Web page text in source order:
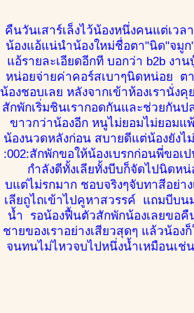
คืนวันเสาร์เล็งไว้น้องหนึ่งคนแต่เว
น้องแอ้แน่นำน้องใหม่ชื่อตา"นิด"จมู
แอ้รายละเอียดอีกที บอกว่า b2b ง
หน่อยจ่ายค่าคอร์สเบาๆนิดหน่อย ต
น้องชอบเลย หลังจากเข้าห้องเรานั่
สักพักเริ่มชินเรากอดกันและช่วยกันป
ขาวกว่าน้องอีก หนูไม่ยอมไม่ยอมแ
น้องนวดหลังก่อน สบายดีแต่น้องยังไ
:002:สักพักขอให้น้องเบรกก่อนพี่ขอเ
กำลังดีทั้งเลียทั้งบีบก็จัดไปนิดห
บแต่ไม่รกมาก ชอบจริงๆจับทาสีอย่า
เลียถูไถเข้าไปคูหาสวรรค์ แถมบีบน
น้ำ รอน้องฟื้นตัวสักพักน้องเลยขอคื
ชายของเราอย่างเสียวสุดๆ แล้วน้อ
จนทนไม่ไหวจบไปหนึ่งน้ำเหมือนเ